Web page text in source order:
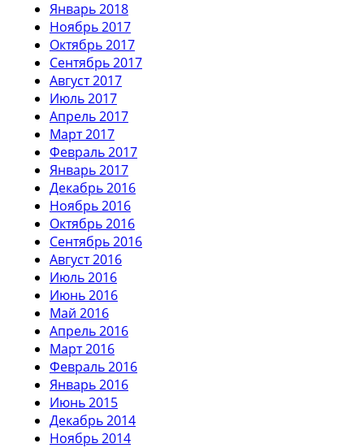
Январь 2018
Ноябрь 2017
Октябрь 2017
Сентябрь 2017
Август 2017
Июль 2017
Апрель 2017
Март 2017
Февраль 2017
Январь 2017
Декабрь 2016
Ноябрь 2016
Октябрь 2016
Сентябрь 2016
Август 2016
Июль 2016
Июнь 2016
Май 2016
Апрель 2016
Март 2016
Февраль 2016
Январь 2016
Июнь 2015
Декабрь 2014
Ноябрь 2014